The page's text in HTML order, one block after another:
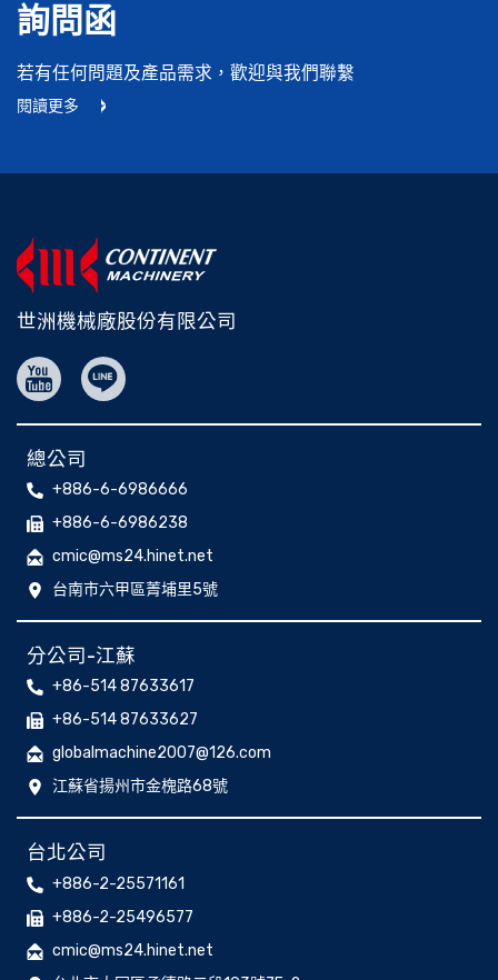
詢問函
若有任何問題及產品需求，歡迎與我們聯繫
閱讀更多
世洲機械廠股份有限公司
總公司
+886-6-6986666
+886-6-6986238
cmic@ms24.hinet.net
台南市六甲區菁埔里5號
分公司-江蘇
+86-514 87633617
+86-514 87633627
globalmachine2007@126.com
江蘇省揚州市金槐路68號
台北公司
+886-2-25571161
+886-2-25496577
cmic@ms24.hinet.net